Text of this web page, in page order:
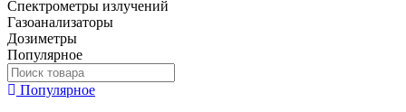
Спектрометры излучений
Газоанализаторы
Дозиметры
Популярное
Популярное